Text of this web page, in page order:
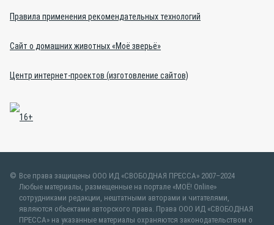
Правила применения рекомендательных технологий
Сайт о домашних животных «Моё зверьё»
Центр интернет-проектов (изготовление сайтов)
Все права защищены ООО ИД «СВОБОДНАЯ ПРЕССА» 2007–2024
Любые материалы, размещенные на портале «МОЁ! Online»
сотрудниками редакции, нештатными авторами и читателями,
являются объектами авторского права. Права ООО ИД «СВОБОДНАЯ
ПРЕССА» на указанные материалы охраняются законодательством о